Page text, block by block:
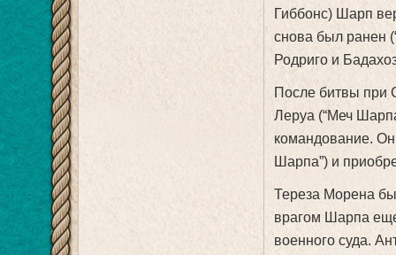
Гиббонс) Шарп
снова был ранен
Родриго и
После битвы при
Леруа (“Меч
командование.
Шарпа”) и
Тереза Морена
врагом Шарпа
военного суда.